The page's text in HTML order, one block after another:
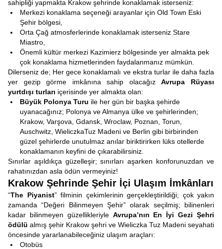
sahipliği yapmakta Krakow şehrinde konaklamak isterseniz:
Merkezi konaklama seçeneği arayanlar için Old Town Eski
Şehir bölgesi,
Orta Çağ atmosferlerinde konaklamak isterseniz Stare
Miastro,
Önemli kültür merkezi Kazimierz bölgesinde yer almakta pek
çok konaklama hizmetlerinden faydalanmanız mümkün.
Dilerseniz de; Her gece konaklamalı ve ekstra turlar ile daha fazla
yer gezip görme imkânına sahip olacağızAvrupa Rüyası
yurtdışı turları içerisinde yer almakta olan:
Büyük Polonya Turu ile her gün bir başka şehirde
uyanacağınız; Polonya ve Almanya ülke ve şehirlerinden;
Krakow, Varşova, Gdansk, Wroclaw, Poznan, Torun,
Auschwitz, WieliczkaTuz Madeni ve Berlin gibi birbirinden
güzel şehirlerde unutulmaz anılar biriktirirken lüks otellerde
konaklamanın keyfini de çıkarabilirsiniz.
Sınırlar aşıldıkça güzelleşir; sınırları aşarken konforunuzdan ve
rahatınızdan asla ödün vermeyiniz!
Krakow Şehrinde Şehir İçi Ulaşım İmkânları
“The Piyanist” filminin çekimlerinin gerçekleştirildiği; çok yakın
zamanda “Değeri Bilinmeyen Şehir” olarak seçilmiş; bilinenleri
kadar bilinmeyen güzellikleriyle Avrupa’nın En İyi Gezi Şehri
ödülü almış şehir Krakow şehri ve Wieliczka Tuz Madeni seyahati
öncesinde yararlanabileceğiniz ulaşım araçları:
Otobüs